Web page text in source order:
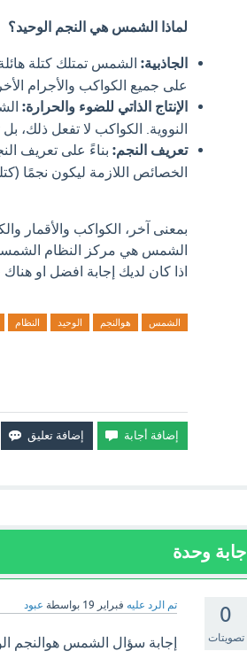
لماذا الشمس هي النجم الوحيد؟
الجاذبية: الشمس تمتلك كتلة
على جميع الكواكب والأجرام
الإنتاج الذاتي للضوء والحرارة:
النووية. الكواكب لا تفعل
تعريف النجم: بناءً على تعريف
الخصائص اللازمة ليكون نجمًا
بمعنى آخر، الكواكب والأقمار
الشمس هي مركز النظام
اذا كان لديك إجابة افضل او
الشمس هوالنجم الوحيد النظام
إجابة وحدة
0
تصويتات
تم الرد عليه فبراير 19 بواسطة عبود
إجابة سؤال الشمس هوالنجم